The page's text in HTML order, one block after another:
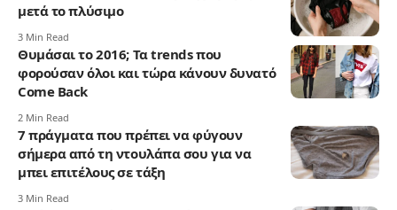
μετά το πλύσιμο
3 Min Read
Θυμάσαι το 2016; Τα trends που
φορούσαν όλοι και τώρα κάνουν δυνατό
Come Back
2 Min Read
7 πράγματα που πρέπει να φύγουν
σήμερα από τη ντουλάπα σου για να
μπει επιτέλους σε τάξη
3 Min Read